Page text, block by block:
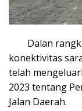
Dalan
konektivitas
telah
2023 tentang
Jalan Daerah.